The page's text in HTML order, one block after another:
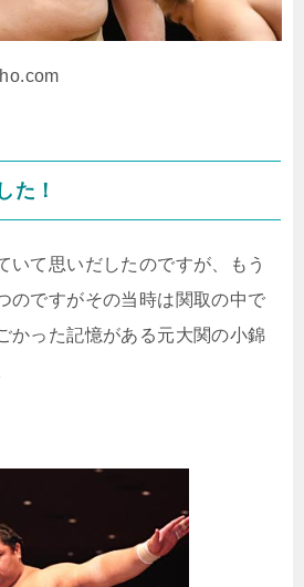
た！
いて思いだしたのですが、もう
のですがその当時は関取の中で
かった記憶がある元大関の小錦